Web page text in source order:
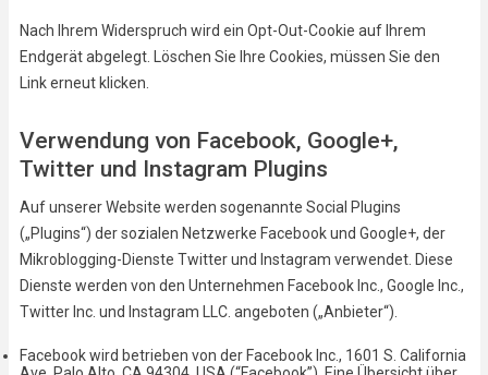
Nach Ihrem Widerspruch wird ein Opt-Out-Cookie auf Ihrem
Endgerät abgelegt. Löschen Sie Ihre Cookies, müssen Sie den
Link erneut klicken.
Verwendung von Facebook, Google+,
Twitter und Instagram Plugins
Auf unserer Website werden sogenannte Social Plugins
(„Plugins“) der sozialen Netzwerke Facebook und Google+, der
Mikroblogging-Dienste Twitter und Instagram verwendet. Diese
Dienste werden von den Unternehmen Facebook Inc., Google Inc.,
Twitter Inc. und Instagram LLC. angeboten („Anbieter“).
Facebook wird betrieben von der Facebook Inc., 1601 S. California